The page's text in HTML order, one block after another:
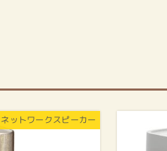
ネットワークスピーカー